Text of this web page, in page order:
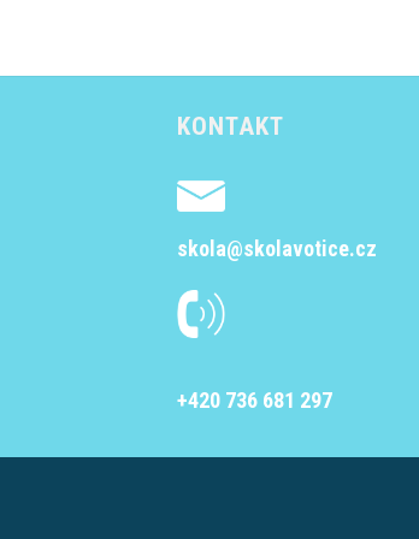
KONTAKT
skola@skolavotice.cz
+420 736 681 297